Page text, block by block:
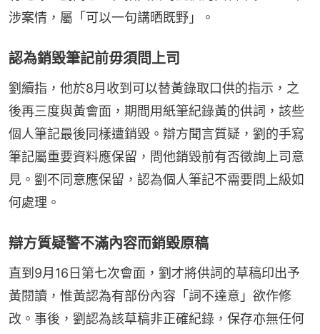
涉案情，屬「可以一句講晒既野」。
認為銷毀筆記前毋須問上司
劉續指，他於8月收到可以替黃錄取口供的指示，之
後再三度與黃會面，期間用紙筆紀錄黃的供詞，該些
個人筆記最後同樣遭銷毀。辯方聞言質疑，劉的手寫
筆記屬重要資料應保留，問他銷毀前有否徵詢上司意
見。劉不同意應保留，認為個人筆記不需要問上級如
何處理。
辯方質疑警不滿內容而銷毀原稿
直到9月16日第七次會面，劉才將供詞的草稿印出予
黃閱讀，惟黃認為有部份內容「詞不達意」欲作修
改。事後，劉認為該草稿非正確紀錄，保存亦無任何